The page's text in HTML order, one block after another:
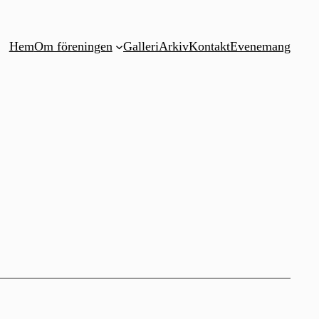
HemOm föreningen GalleriArkivKontaktEvenemang